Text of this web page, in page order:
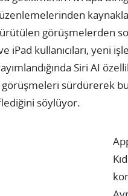
görüşmelerden
iPad kullanıcıları, yeni
Siri AI
sürdürerek
söylüyor.